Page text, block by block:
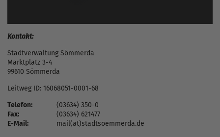
Kontakt:
Stadtverwaltung Sömmerda
Marktplatz 3-4
99610 Sömmerda
Leitweg ID: 16068051-0001-68
Telefon:
(03634) 350-0
Fax:
(03634) 621477
E-Mail:
mail(at)stadtsoemmerda.de